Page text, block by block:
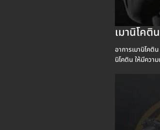
เมานิโคติ
อาการเมานิโคติ
นิโคติน ให้มีควา